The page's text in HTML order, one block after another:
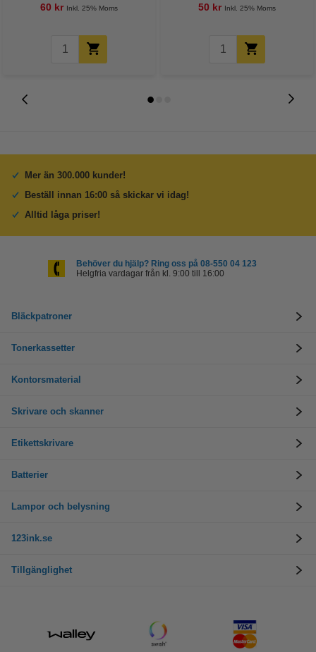
60 kr Inkl. 25% Moms 50 kr Inkl. 25% Moms
Mer än 300.000 kunder!
Beställ innan 16:00 så skickar vi idag!
Alltid låga priser!
Behöver du hjälp? Ring oss på 08-550 04 123
Helgfria vardagar från kl. 9:00 till 16:00
Bläckpatroner
Tonerkassetter
Kontorsmaterial
Skrivare och skanner
Etikettskrivare
Batterier
Lampor och belysning
123ink.se
Tillgänglighet